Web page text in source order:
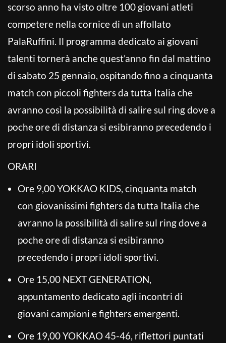
scorso anno ha visto oltre 100 giovani atleti
competere nella cornice di un affollato
PalaRuffini. Il programma dedicato ai giovani
talenti tornerà anche quest’anno fin dal mattino
di sabato 25 gennaio, ospitando fino a cinquanta
match con piccoli fighters da tutta Italia che
avranno così la possibilità di salire sul ring dove a
poche ore di distanza si esibiranno precedendo i
propri idoli sportivi.
ORARI
Ore 9,00 YOKKAO KIDS, cinquanta match
con giovanissimi fighters da tutta Italia che
avranno la possibilità di salire sul ring dove a
poche ore di distanza si esibiranno
precedendo i propri idoli sportivi.
Ore 15,00 NEXT GENERATION,
appuntamento dedicato agli incontri di
giovani campioni e fighters emergenti.
Ore 19,00 YOKKAO 45-46, riflettori puntati